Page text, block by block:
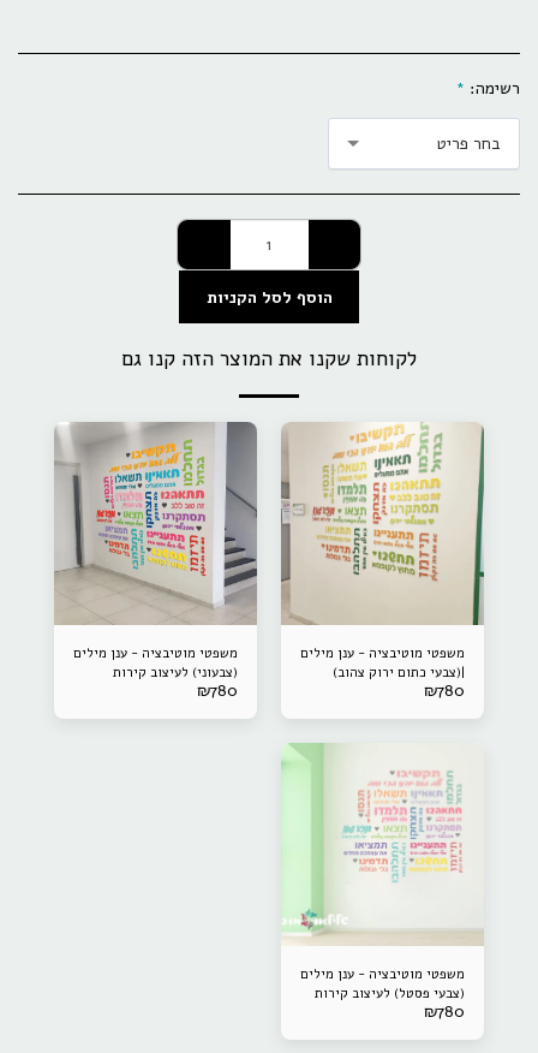
רשימה:*
בחר פריט
הוסף לסל הקניות
לקוחות שקנו את המוצר הזה קנו גם
משפטי מוטיבציה - ענן מילים
|(צבעי כתום ירוק צהוב)
לעיצוב קירות
₪780
משפטי מוטיבציה - ענן מילים
(צבעוני) לעיצוב קירות
₪780
משפטי מוטיבציה - ענן מילים
(צבעי פסטל) לעיצוב קירות
₪780